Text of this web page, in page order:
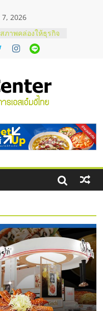
2026
ในไทยที่ไหนดี?
คุ้มค่าและตอบ
าสบริหารสถานี
ไชส์ยอนนี่
าพสูง พร้อม
เสียง